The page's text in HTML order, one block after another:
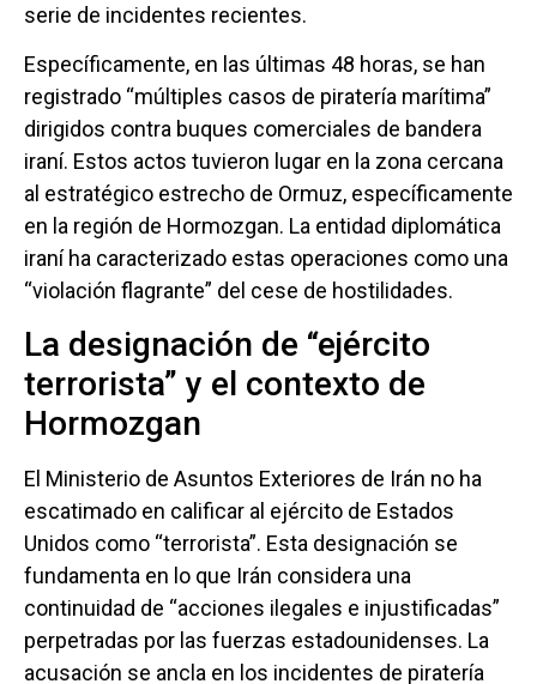
serie de incidentes recientes.
Específicamente, en las últimas 48 horas, se han
registrado “múltiples casos de piratería marítima”
dirigidos contra buques comerciales de bandera
iraní. Estos actos tuvieron lugar en la zona cercana
al estratégico estrecho de Ormuz, específicamente
en la región de Hormozgan. La entidad diplomática
iraní ha caracterizado estas operaciones como una
“violación flagrante” del cese de hostilidades.
La designación de “ejército
terrorista” y el contexto de
Hormozgan
El Ministerio de Asuntos Exteriores de Irán no ha
escatimado en calificar al ejército de Estados
Unidos como “terrorista”. Esta designación se
fundamenta en lo que Irán considera una
continuidad de “acciones ilegales e injustificadas”
perpetradas por las fuerzas estadounidenses. La
acusación se ancla en los incidentes de piratería